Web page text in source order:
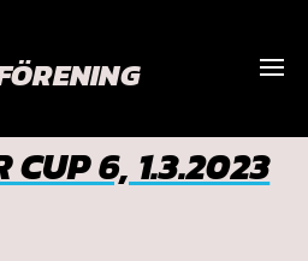
CUP 6, 1.3.2023